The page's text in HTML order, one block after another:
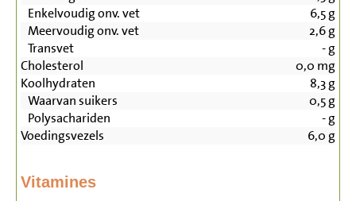
Enkelvoudig onv. vet
6,5g
Meervoudig onv. vet
2,6g
Transvet
-g
Cholesterol
0,0 mg
Koolhydraten
8,3g
Waarvan suikers
0,5g
Polysachariden
-g
Voedingsvezels
6,0 g
Vitamines